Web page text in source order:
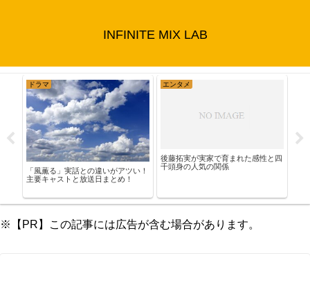
INFINITE MIX LAB
ドラマ
「風薫る」実話との違いがアツい！
主要キャストと放送日まとめ！
エンタメ
後藤拓実が実家で育まれた感性と四
千頭身の人気の関係
※【PR】この記事には広告が含む場合があります。